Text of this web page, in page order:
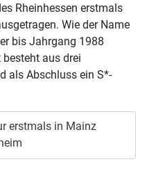
Rheinhessen erstmals
Wie der Name
bis Jahrgang 1988
aus drei
als Abschluss ein S*-
erstmals in Mainz